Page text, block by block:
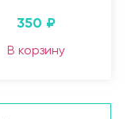
350 ₽
В корзину